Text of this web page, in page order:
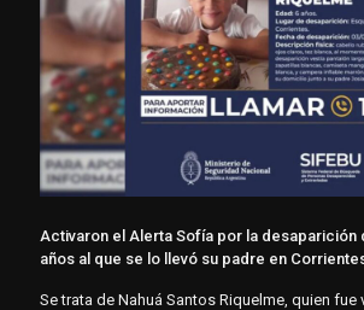
Activaron el Alerta Sofía por la desaparición
años al que se lo llevó su padre en
Se trata de Nahuá Santos Riquelme, quien